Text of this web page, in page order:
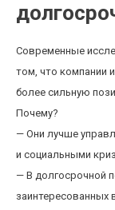
Современные
том, что компании
более сильную
Почему?
— Они лучше
и социальными
— В долгосрочной
заинтересованных